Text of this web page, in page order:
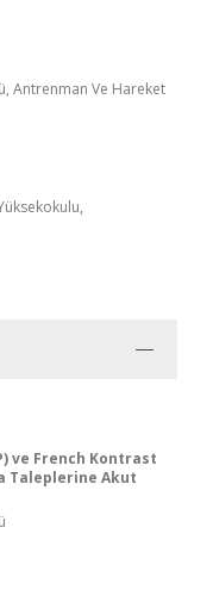
Antrenman Ve Hareket
ve French Kontrast
Taleplerine Akut